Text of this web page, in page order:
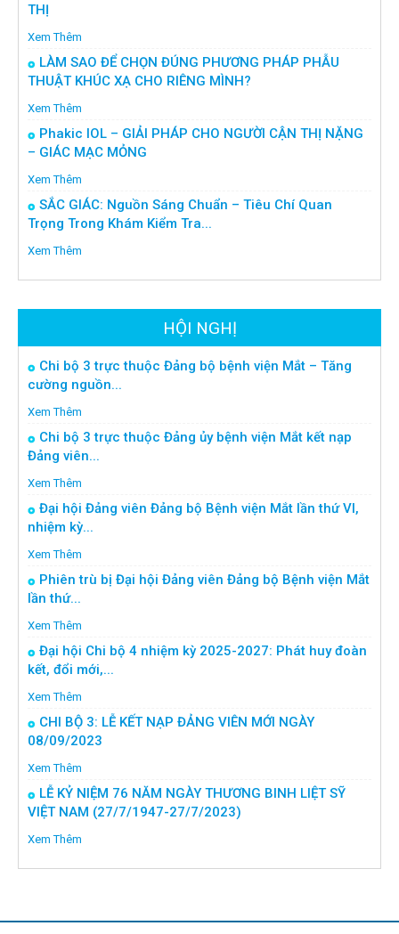
THỊ
Xem Thêm
LÀM SAO ĐỂ CHỌN ĐÚNG PHƯƠNG PHÁP PHẪU
THUẬT KHÚC XẠ CHO RIÊNG MÌNH?
Xem Thêm
Phakic IOL – GIẢI PHÁP CHO NGƯỜI CẬN THỊ NẶNG
– GIÁC MẠC MỎNG
Xem Thêm
SẮC GIÁC: Nguồn Sáng Chuẩn – Tiêu Chí Quan
Trọng Trong Khám Kiểm Tra...
Xem Thêm
HỘI NGHỊ
Chi bộ 3 trực thuộc Đảng bộ bệnh viện Mắt – Tăng
cường nguồn...
Xem Thêm
Chi bộ 3 trực thuộc Đảng ủy bệnh viện Mắt kết nạp
Đảng viên...
Xem Thêm
Đại hội Đảng viên Đảng bộ Bệnh viện Mắt lần thứ VI,
nhiệm kỳ...
Xem Thêm
Phiên trù bị Đại hội Đảng viên Đảng bộ Bệnh viện Mắt
lần thứ...
Xem Thêm
Đại hội Chi bộ 4 nhiệm kỳ 2025-2027: Phát huy đoàn
kết, đổi mới,...
Xem Thêm
CHI BỘ 3: LỄ KẾT NẠP ĐẢNG VIÊN MỚI NGÀY
08/09/2023
Xem Thêm
LỄ KỶ NIỆM 76 NĂM NGÀY THƯƠNG BINH LIỆT SỸ
VIỆT NAM (27/7/1947-27/7/2023)
Xem Thêm